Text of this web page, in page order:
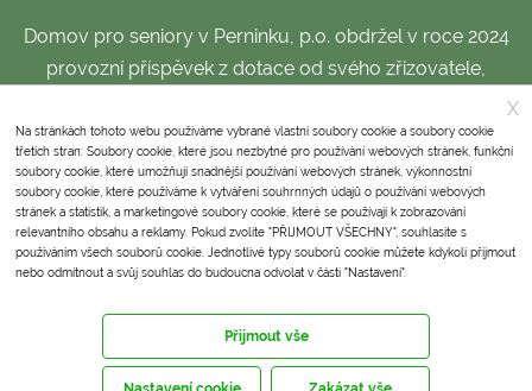
Domov pro seniory v Perninku, p.o. obdržel v roce 2024
provozní příspěvek z dotace od svého zřizovatele,
Domov pro seniory v Perninku, příspěvková organizace,
IČ: 711 75 199
Prohlášení o přístupnosti | Mapa stránek
Webdesign AETO
X
Na stránkách tohoto webu používáme vybrané vlastní soubory cookie a soubory cookie
třetích stran: Soubory cookie, které jsou nezbytné pro používání webových stránek, funkční
soubory cookie, které umožňují snadnější používání webových stránek, výkonnostní
soubory cookie, které používáme k vytváření souhrnných údajů o používání webových
stránek a statistik, a marketingové soubory cookie, které se používají k zobrazování
relevantního obsahu a reklamy. Pokud zvolíte "PŘIJMOUT VŠECHNY", souhlasíte s
používáním všech souborů cookie. Jednotlivé typy souborů cookie můžete kdykoli přijmout
nebo odmítnout a svůj souhlas do budoucna odvolat v části "Nastavení".
Přijmout vše